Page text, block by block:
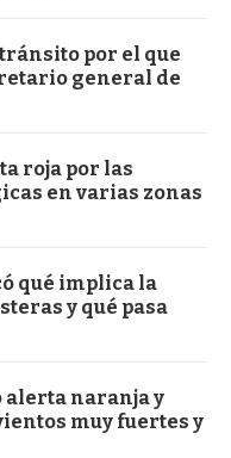
por el que
general de
roja por las
en varias zonas
qué implica la
y qué pasa
alerta naranja y
muy fuertes y